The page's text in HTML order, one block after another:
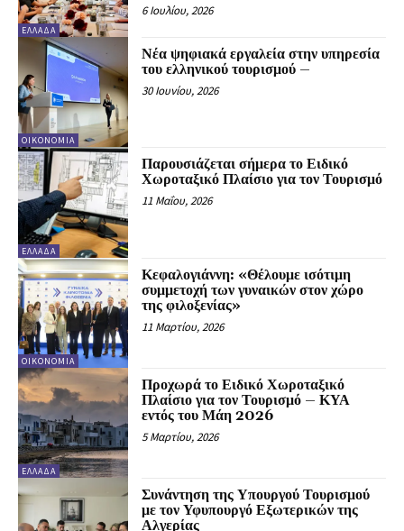
ΕΛΛΆΔΑ
6 Ιουλίου, 2026
ΟΙΚΟΝΟΜΊΑ
Νέα ψηφιακά εργαλεία στην υπηρεσία
του ελληνικού τουρισμού –
30 Ιουνίου, 2026
ΕΛΛΆΔΑ
Παρουσιάζεται σήμερα το Ειδικό
Χωροταξικό Πλαίσιο για τον Τουρισμό
11 Μαΐου, 2026
ΟΙΚΟΝΟΜΊΑ
Κεφαλογιάννη: «Θέλουμε ισότιμη
συμμετοχή των γυναικών στον χώρο
της φιλοξενίας»
11 Μαρτίου, 2026
ΕΛΛΆΔΑ
Προχωρά το Ειδικό Χωροταξικό
Πλαίσιο για τον Τουρισμό – ΚΥΑ
εντός του Μάη 2026
5 Μαρτίου, 2026
Συνάντηση της Υπουργού Τουρισμού
με τον Υφυπουργό Εξωτερικών της
Αλγερίας